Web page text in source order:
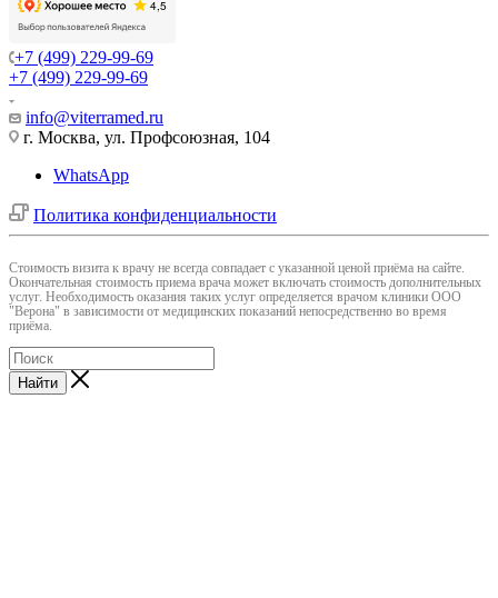
+7 (499) 229-99-69
+7 (499) 229-99-69
info@viterramed.ru
г. Москва, ул. Профсоюзная, 104
WhatsApp
Политика конфиденциальности
Cтоимость визита к врачу не всегда совпадает с указанной ценой приёма на сайте.
Окончательная стоимость приема врача может включать стоимость дополнительных
услуг. Необходимость оказания таких услуг определяется врачом клиники ООО
"Верона" в зависимости от медицинских показаний непосредственно во время
приёма.
Найти